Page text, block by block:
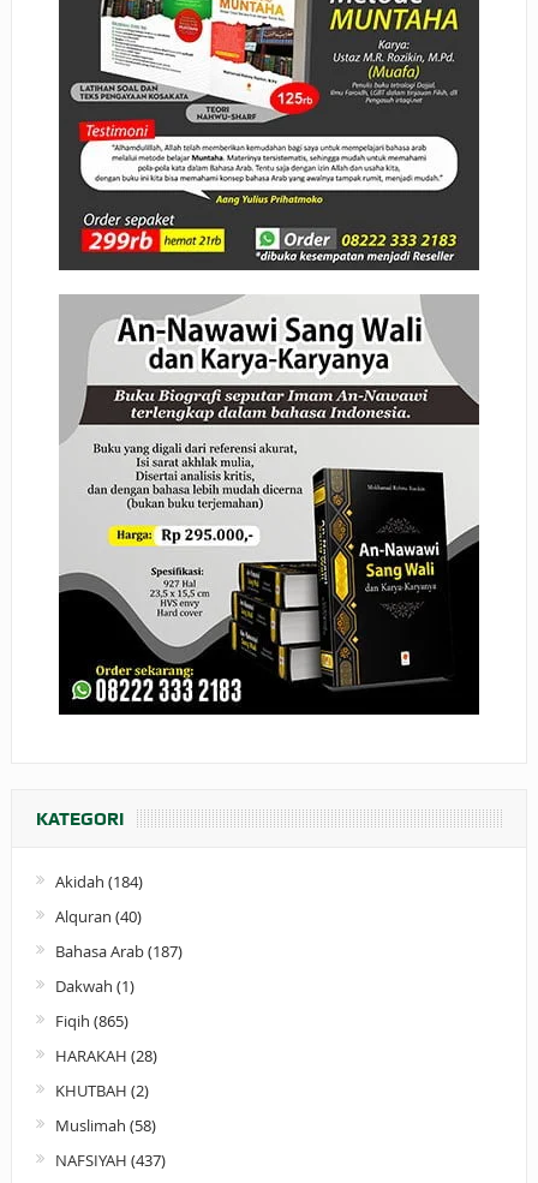
KATEGORI
Akidah (184)
Alquran (40)
Bahasa Arab(187)
Dakwah (1)
Fiqih (865)
HARAKAH (28)
KHUTBAH (2)
Muslimah (58)
NAFSIYAH (437)